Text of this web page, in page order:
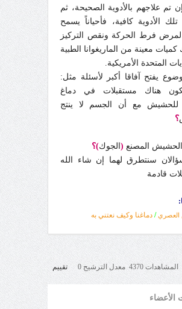
إن تم علاجهم بالأدوية الصحيحة، ثم
الأدوية كافية، فأحياناً يسمح
لمرض فرط الحركة ونقص التركيز
كميات معينة من الماريغوانا الطبية
المتحدة الأمريكية.
يفتح آفاقا أكبر لأسئلة مثل:
هناك مستقبلات في دماغ
للحشيش مع أن الجسم لا ينتج
؟
المصنع (الجوك)؟
سنتطرق لهما إن شاء الله
قادمة
العصري / دماغنا وكيف نعتني به
المشاهدات 4370 معدل الترشيح 0 تقييم
الأعضاء